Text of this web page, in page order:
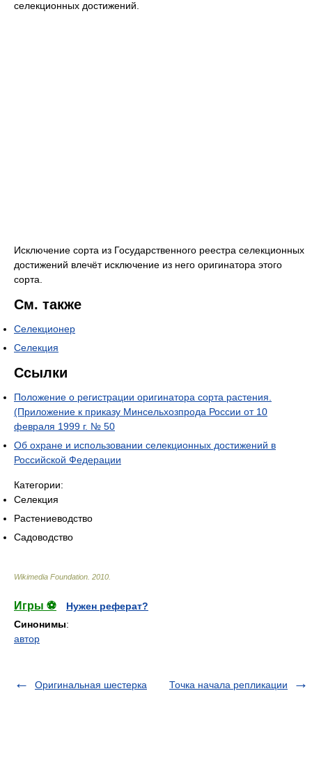
селекционных достижений.
Исключение сорта из Государственного реестра селекционных
достижений влечёт исключение из него оригинатора этого
сорта.
См. также
Селекционер
Селекция
Ссылки
Положение о регистрации оригинатора сорта растения.
(Приложение к приказу Минсельхозпрода России от 10
февраля 1999 г. № 50
Об охране и использовании селекционных достижений в
Российской Федерации
Категории:
Селекция
Растениеводство
Садоводство
Wikimedia Foundation 2010
Игры ⚽
Нужен реферат?
Синонимы:
автор
Оригинальная шестерка Точка начала репликации